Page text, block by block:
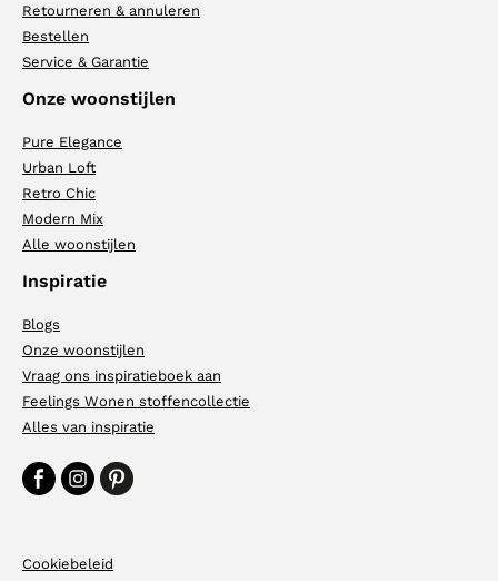
Retourneren & annuleren
Bestellen
Service & Garantie
Onze woonstijlen
Pure Elegance
Urban Loft
Retro Chic
Modern Mix
Alle woonstijlen
Inspiratie
Blogs
Onze woonstijlen
Vraag ons inspiratieboek aan
Feelings Wonen stoffencollectie
Alles van inspiratie
Cookiebeleid